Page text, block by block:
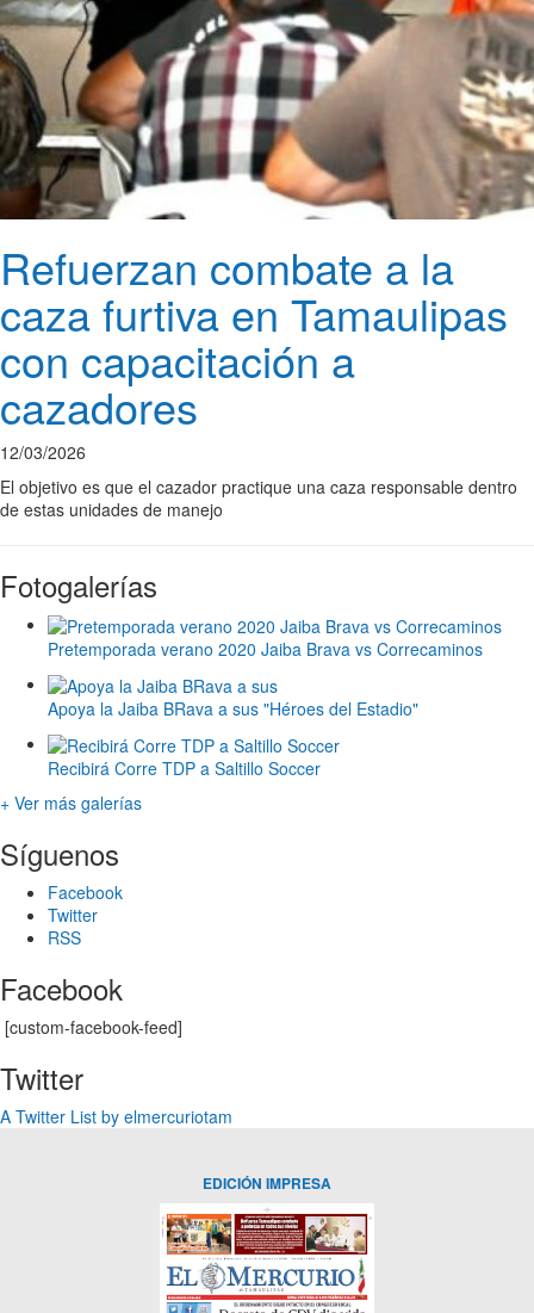
Refuerzan combate a la
caza furtiva en Tamaulipas
con capacitación a
cazadores
12/03/2026
El objetivo es que el cazador practique una caza responsable dentro
de estas unidades de manejo
Fotogalerías
Pretemporada verano 2020 Jaiba Brava vs Correcaminos
Apoya la Jaiba BRava a sus "Héroes del Estadio"
Recibirá Corre TDP a Saltillo Soccer
+ Ver más galerías
Síguenos
Facebook
Twitter
RSS
Facebook
[custom-facebook-feed]
Twitter
A Twitter List by elmercuriotam
EDICIÓN IMPRESA